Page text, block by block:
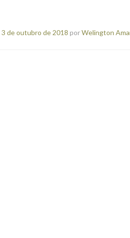
3 de outubro de 2018 porWelington